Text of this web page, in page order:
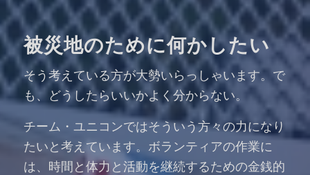
被災地のために何かしたい
そう考えている方が大勢いらっしゃいます。で
も、どうしたらいいかよく分からない。
チーム・ユニコンではそういう方々の力になり
たいと考えています。ボランティアの作業に
は、時間と体力と活動を継続するための金銭的